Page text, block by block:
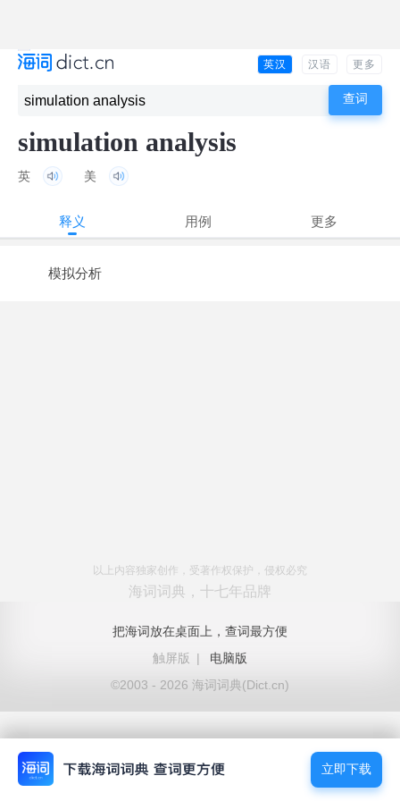
英汉 汉语 更多
simulation analysis
英 美
释义 用例 更多
模拟分析
以上内容独家创作，受著作权保护，侵权必究
海词词典，十七年品牌
把海词放在桌面上，查词最方便
触屏版
|
电脑版
©2003 - 2026 海词词典(Dict.cn)
立即下载
立即下载